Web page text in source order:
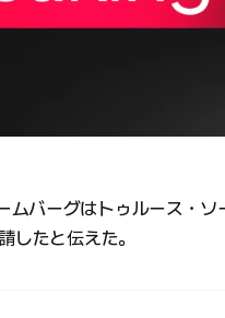
バーグはトゥルース・ソ
したと伝えた。